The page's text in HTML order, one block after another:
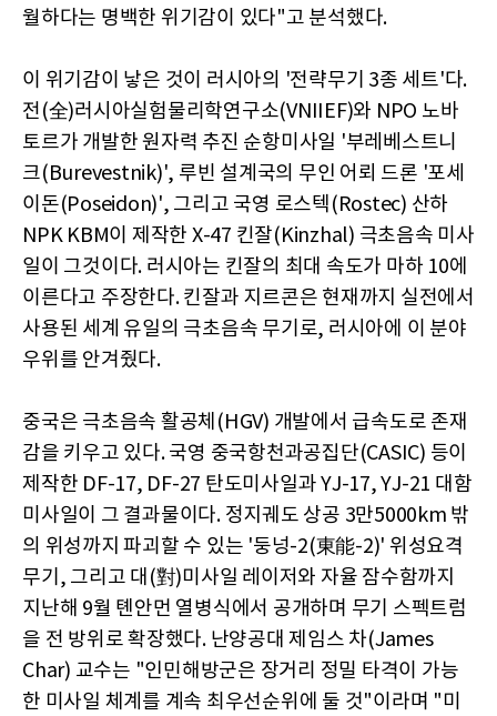
월하다는 명백한 위기감이 있다"고 분석했다.
이 위기감이 낳은 것이 러시아의 '전략무기 3종 세트'다.
전(全)러시아실험물리학연구소(VNIIEF)와 NPO 노바
토르가 개발한 원자력 추진 순항미사일 '부레베스트니
크(Burevestnik)', 루빈 설계국의 무인 어뢰 드론 '포세
이돈(Poseidon)', 그리고 국영 로스텍(Rostec) 산하
NPK KBM이 제작한 X-47 킨잘(Kinzhal) 극초음속 미사
일이 그것이다. 러시아는 킨잘의 최대 속도가 마하 10에
이른다고 주장한다. 킨잘과 지르콘은 현재까지 실전에서
사용된 세계 유일의 극초음속 무기로, 러시아에 이 분야
우위를 안겨줬다.
중국은 극초음속 활공체(HGV) 개발에서 급속도로 존재
감을 키우고 있다. 국영 중국항천과공집단(CASIC) 등이
제작한 DF-17, DF-27 탄도미사일과 YJ-17, YJ-21 대함
미사일이 그 결과물이다. 정지궤도 상공 3만5000km 밖
의 위성까지 파괴할 수 있는 '둥넝-2(東能-2)' 위성요격
무기, 그리고 대(對)미사일 레이저와 자율 잠수함까지
지난해 9월 톈안먼 열병식에서 공개하며 무기 스펙트럼
을 전 방위로 확장했다. 난양공대 제임스 차(James
Char) 교수는 "인민해방군은 장거리 정밀 타격이 가능
한 미사일 체계를 계속 최우선순위에 둘 것"이라며 "미